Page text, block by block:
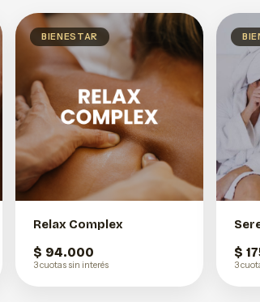
BIENESTAR
Relax Complex
$ 94.000
3 cuotas sin interés
$
3